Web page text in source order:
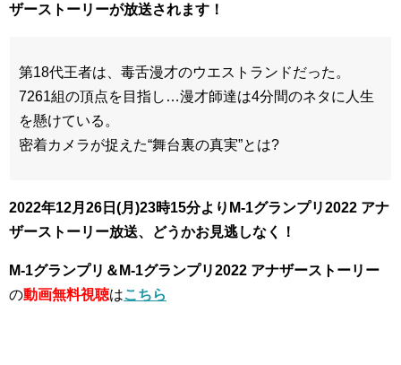
ザーストーリーが放送されます！
第18代王者は、毒舌漫才のウエストランドだった。
7261組の頂点を目指し…漫才師達は4分間のネタに人生
を懸けている。
密着カメラが捉えた“舞台裏の真実”とは?
2022年12月26日(月)23時15分よりM-1グランプリ2022 アナ
ザーストーリー放送、どうかお見逃しなく！
M-1グランプリ＆M-1グランプリ2022 アナザーストーリー
の動画無料視聴はこちら